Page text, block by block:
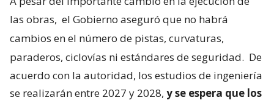
las obras, el Gobierno aseguró que no habrá
cambios en el número de pistas, curvaturas,
paraderos, ciclovías ni estándares de seguridad. De
acuerdo con la autoridad, los estudios de ingeniería
se realizarán entre 2027 y 2028, y se espera que los